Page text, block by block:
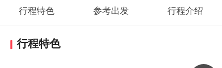
行程特色 参考出发 行程介绍
行程特色